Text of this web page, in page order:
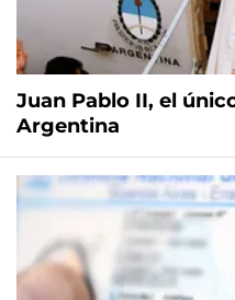
Juan Pablo II, el
Argentina